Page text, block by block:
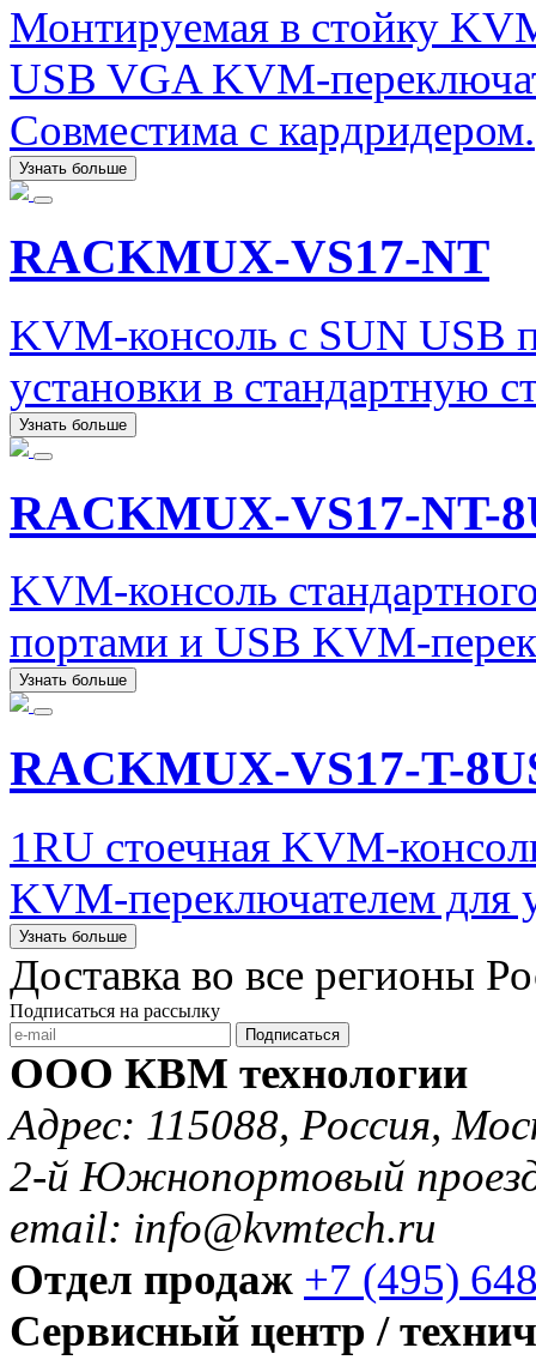
Монтируемая в стойку
USB VGA KVM-
Совместима с кардридером.
Узнать больше
RACKMUX-VS17-NT
KVM-консоль с SUN USB
установки в стандартную
Узнать больше
RACKMUX-VS17-NT-
KVM-консоль
портами и USB KVM-
Узнать больше
RACKMUX-VS17-T-
1RU стоечная KVM-
KVM-переключателем для
Узнать больше
Доставка во все регионы
Подписаться на рассылку
Подписаться
ООО КВМ технологии
Адрес: 115088, Россия,
2-й Южнопортовый
email: info@kvmtech.ru
Отдел продаж +7 (495)
Сервисный центр /